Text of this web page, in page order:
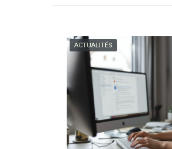
ACTUALITÉS